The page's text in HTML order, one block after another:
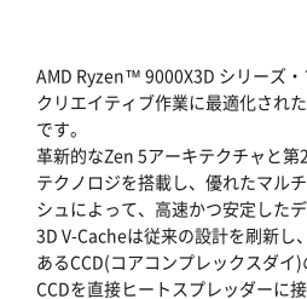
AMD Ryzen™ 9000X3D シリーズ
クリエイティブ作業に最適化され
です。
革新的なZen 5アーキテクチャと
テクノロジを搭載し、優れたマル
シュによって、高速かつ安定した
3D V-Cacheは従来の設計を刷新し
あるCCD(コアコンプレックスダイ)
CCDを直接ヒートスプレッダーに